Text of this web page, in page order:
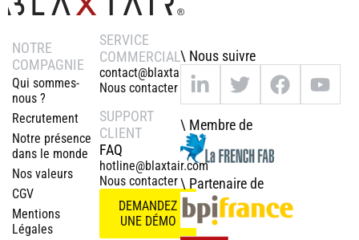
NOTRE
COMPAGNIE
Qui sommes-
nous ?
Recrutement
Notre présence
dans le monde
Nos valeurs
CGV
Mentions
Légales
SERVICE
COMMERCIAL
contact@blaxtair.com
Nous contacter
SUPPORT
CLIENT
FAQ
hotline@blaxtair.com
Nous contacter
DEMANDEZ
UNE DÉMO
\ Nous suivre
\ Membre de
\ Partenaire de